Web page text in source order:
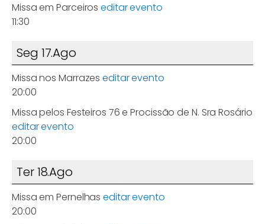
Missa em Parceiros editar evento
11:30
Seg 17.Ago
Missa nos Marrazes editar evento
20:00
Missa pelos Festeiros 76 e Procissão de N. Sra Rosário
editar evento
20:00
Ter 18.Ago
Missa em Pernelhas editar evento
20:00